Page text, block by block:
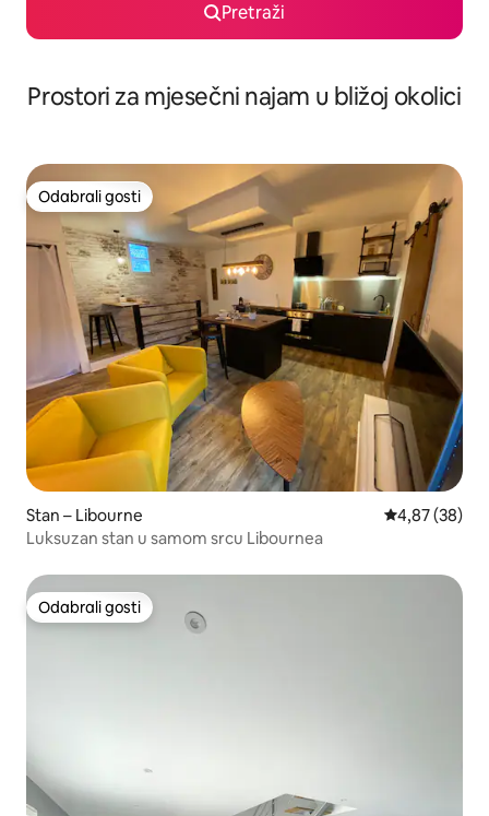
Pretraži
Prostori za mjesečni najam u bližoj okolici
Odabrali gosti
Odabrali gosti
Stan – Libourne Prosječna
4,87 (38)
Luksuzan stan u samom srcu Libournea
Odabrali gosti
Odabrali gosti